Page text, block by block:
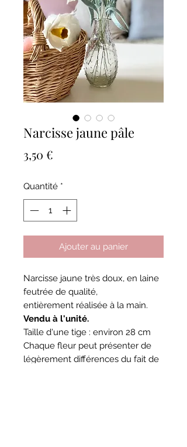
Narcisse jaune pâle
3,50 €
Quantité *
Ajouter au panier
Narcisse jaune très doux, en laine
feutrée de qualité,
entièrement réalisée à la main.
Vendu à l'unité.
Taille d'une tige : environ 28 cm
Chaque fleur peut présenter de
légèrement différences du fait de